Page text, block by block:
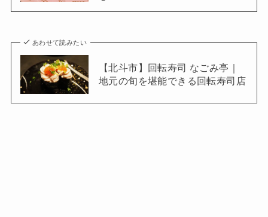
あわせて読みたい
【北斗市】回転寿司 なごみ亭｜
地元の旬を堪能できる回転寿司店